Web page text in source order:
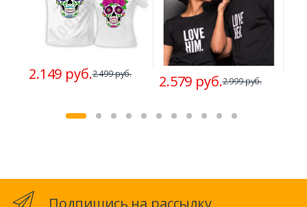
2.149 руб.2.499 руб. 2.579 руб.2.999 руб.